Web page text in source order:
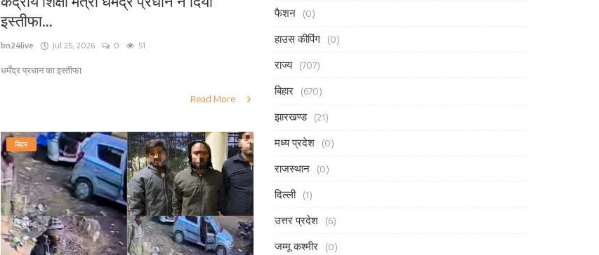
इस्तीफा...
bn24live Jul 25, 2026 0 51
धर्मेंद्र प्रधान का इस्तीफा
Read More
बिहार
फैशन (0)
हाउस कीपिंग (0)
राज्य (707)
बिहार (670)
झारखण्ड (21)
मध्य प्रदेश (0)
राजस्थान (0)
दिल्ली (1)
उत्तर प्रदेश (6)
जम्मू कश्मीर (0)